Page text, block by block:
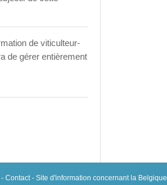
de viticulteur-
de gérer entièrement
- Contact- Site d'information concernant la Belgique